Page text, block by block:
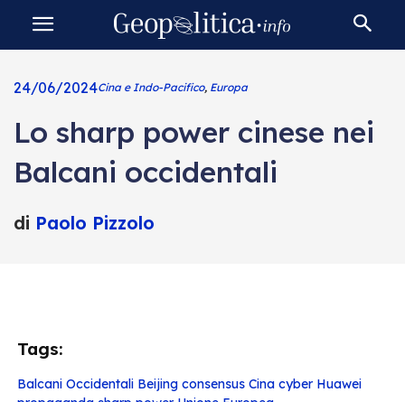
24/06/2024Cina e Indo-Pacifico, Europa
Lo sharp power cinese nei
Balcani occidentali
di Paolo Pizzolo
Tags:
Balcani Occidentali Beijing consensus Cina cyber Huawei